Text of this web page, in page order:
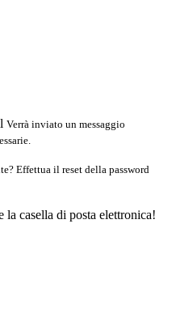
Verrà inviato un messaggio
Effettua il reset della password
casella di posta elettronica!